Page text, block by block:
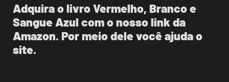
Adquira o livro Vermelho, Branco e
Sangue Azul com o nosso link da
Amazon. Por meio dele você ajuda o
site.